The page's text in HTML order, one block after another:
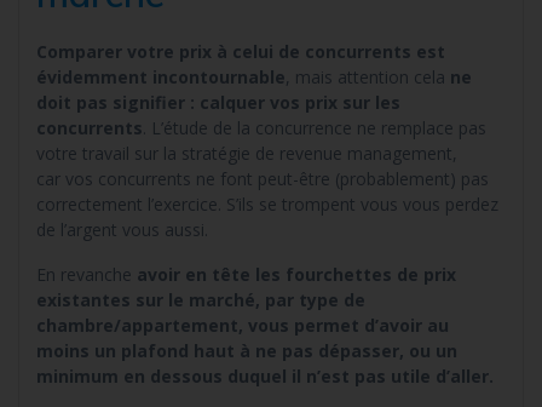
Comparer votre prix à celui de concurrents est
évidemment incontournable, mais attention cela ne
doit pas signifier : calquer vos prix sur les
concurrents. L’étude de la concurrence ne remplace pas
votre travail sur la stratégie de revenue management,
car vos concurrents ne font peut-être (probablement) pas
correctement l’exercice. S’ils se trompent vous vous perdez
de l’argent vous aussi.
En revanche avoir en tête les fourchettes de prix
existantes sur le marché, par type de
chambre/appartement, vous permet d’avoir au
moins un plafond haut à ne pas dépasser, ou un
minimum en dessous duquel il n’est pas utile d’aller.